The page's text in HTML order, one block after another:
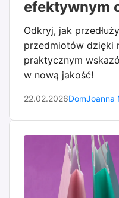
efektywnym
Odkryj, jak
przedmiotów dzięki
praktycznym
w nową jakość!
22.02.2026DomJoanna